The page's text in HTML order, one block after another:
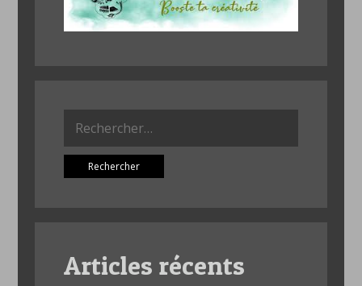
Articles récents